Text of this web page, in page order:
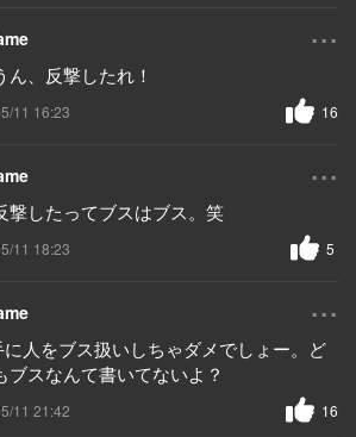
...
ん、反撃したれ！
11 16:23 16
...
撃したってブスはブス。笑
11 18:23 5
...
人をブス扱いしちゃダメでしょー。ど
ブスなんて書いてないよ？
11 21:42 16